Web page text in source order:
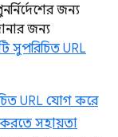
জন্য
জন্য
সুপরিচিত URL
URL যোগ করে
করতে সহায়তা